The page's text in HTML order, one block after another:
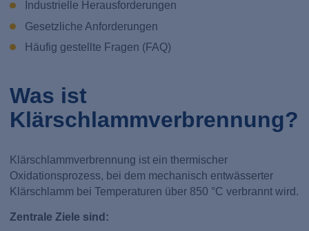
Industrielle Herausforderungen
Gesetzliche Anforderungen
Häufig gestellte Fragen (FAQ)
Was ist
Klärschlammverbrennung?
Klärschlammverbrennung ist ein thermischer
Oxidationsprozess, bei dem mechanisch entwässerter
Klärschlamm bei Temperaturen über 850 °C verbrannt wird.
Zentrale Ziele sind: